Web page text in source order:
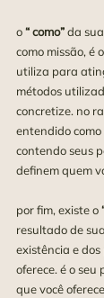
o “ como” da
como missão, é
utiliza para
métodos
concretize. no
entendido
contendo seus
definem quem
por fim, existe o
resultado de
existência e
oferece. é o seu
que você